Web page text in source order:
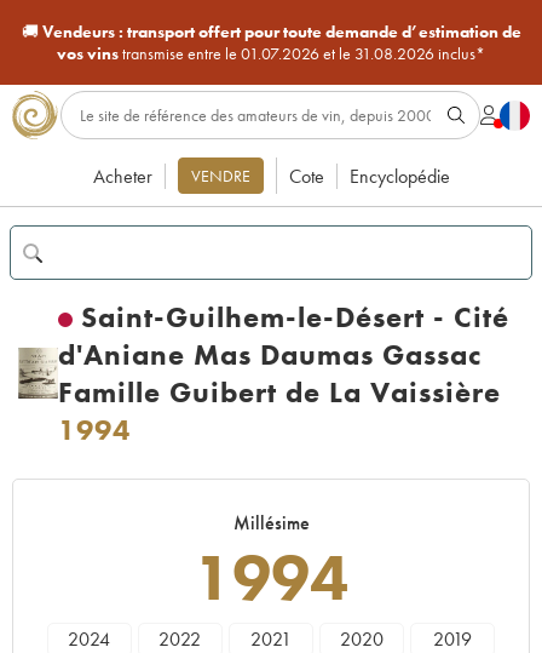
🚚Vendeurs : transport offert pour toute demande d’estimation de
vos vinstransmise entre le 01.07.2026 et le 31.08.2026 inclus*
Acheter VENDRE Cote Encyclopédie
Saint-Guilhem-le-Désert - Cité
d'Aniane Mas Daumas Gassac
Famille Guibert de La Vaissière
1994
Millésime
1994
2024 2022 2021 2020
2019